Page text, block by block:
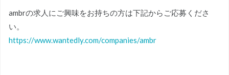
ambrの求人にご興味をお持ちの方は下記からご応募くださ
い。
https://www.wantedly.com/companies/ambr